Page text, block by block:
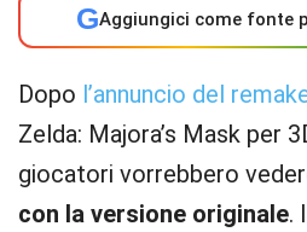
GAggiungici come fonte
Dopo l’annuncio del
Zelda: Majora’s Mask per
giocatori vorrebbero
con la versione originale.